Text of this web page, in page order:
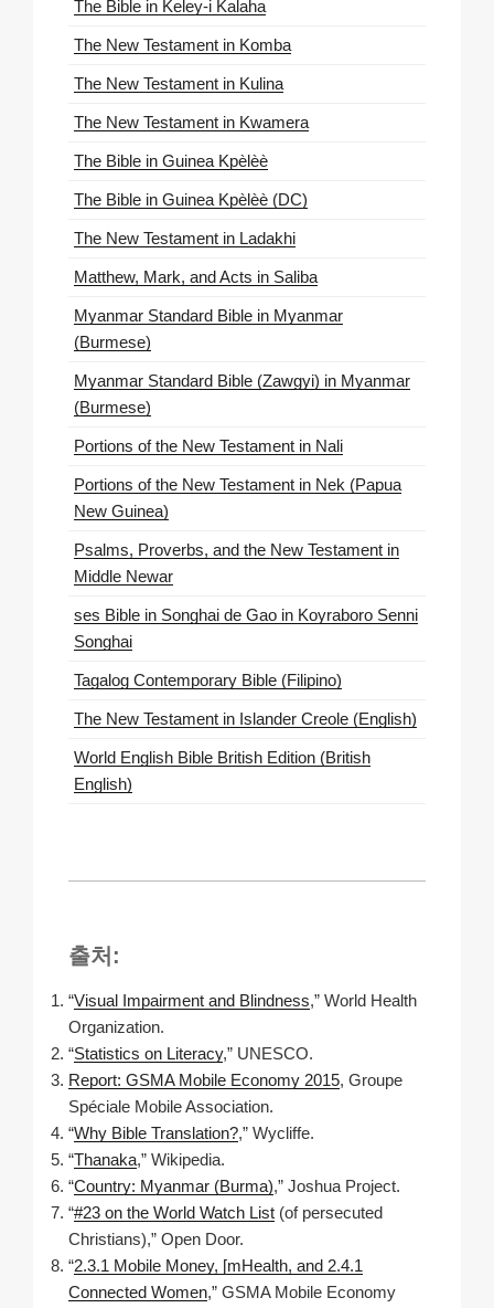
The Bible in Keley-i Kalaha
The New Testament in Komba
The New Testament in Kulina
The New Testament in Kwamera
The Bible in Guinea Kpèlèè
The Bible in Guinea Kpèlèè (DC)
The New Testament in Ladakhi
Matthew, Mark, and Acts in Saliba
Myanmar Standard Bible in Myanmar
(Burmese)
Myanmar Standard Bible (Zawgyi) in Myanmar
(Burmese)
Portions of the New Testament in Nali
Portions of the New Testament in Nek (Papua
New Guinea)
Psalms, Proverbs, and the New Testament in
Middle Newar
ses Bible in Songhai de Gao in Koyraboro Senni
Songhai
Tagalog Contemporary Bible (Filipino)
The New Testament in Islander Creole (English)
World English Bible British Edition (British
English)
출처:
“Visual Impairment and Blindness,” World Health
Organization.
“Statistics on Literacy,” UNESCO.
Report: GSMA Mobile Economy 2015, Groupe
Spéciale Mobile Association.
“Why Bible Translation?,” Wycliffe.
“Thanaka,” Wikipedia.
“Country: Myanmar (Burma),” Joshua Project.
“#23 on the World Watch List (of persecuted
Christians),” Open Door.
“2.3.1 Mobile Money, [mHealth, and 2.4.1
Connected Women,” GSMA Mobile Economy